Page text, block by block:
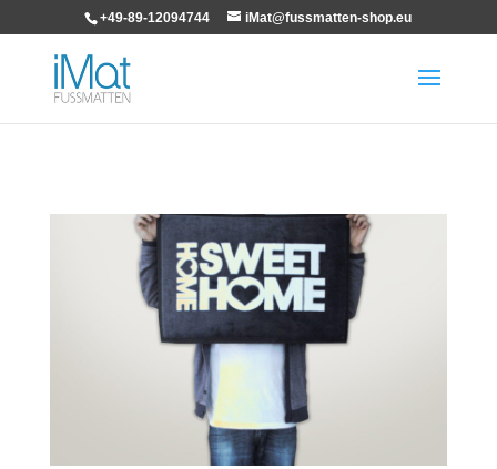
+49-89-12094744 iMat@fussmatten-shop.eu